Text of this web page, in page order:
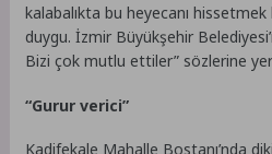
kalabalıkta bu heyecanı
duygu. İzmir Büyükşehir
Bizi çok mutlu ettiler” sözlerine
“Gurur verici”
Kadifekale Mahalle Bostanı’nda